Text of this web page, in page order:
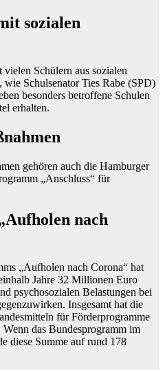
sozialen
Schülern aus sozialen
Schulsenator Ties Rabe (SPD)
besonders betroffene Schulen
erhalten.
gehören auch die Hamburger
„Anschluss“ für
nach
„Aufholen nach Corona“ hat
Jahre 32 Millionen Euro
psychosozialen Belastungen bei
Insgesamt hat die
für Förderprogramme
das Bundesprogramm im
diese Summe auf rund 178